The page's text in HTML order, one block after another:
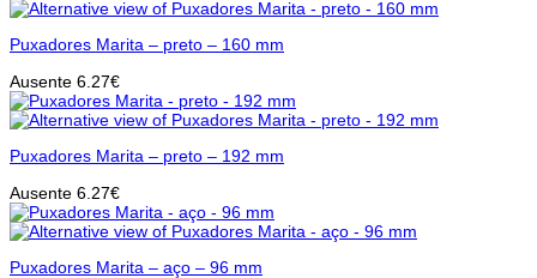
Puxadores Marita – preto – 160 mm
Ausente 6.27€
Puxadores Marita – preto – 192 mm
Ausente 6.27€
Puxadores Marita – aço – 96 mm